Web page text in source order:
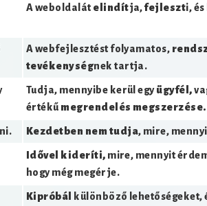
A weboldalátelindítja,fejleszti,
A webfejlesztést folyamatos,
tevékenységnek tartja.
Tudja, mennyibe kerül együgyfél,
értékű megrendelés megszerzése.
Kezdetben nem tudja, mire,
Idővel kideríti, mire, mennyit
hogy még megérje.
Kipróbál különböző lehetőségeket,